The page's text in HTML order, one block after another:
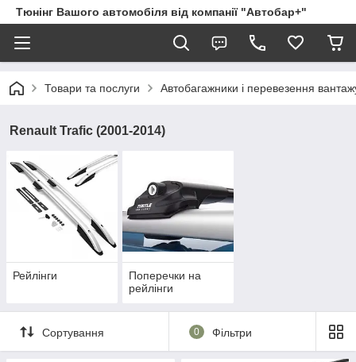
Тюнінг Вашого автомобіля від компанії "Автобар+"
Товари та послуги Автобагажники і перевезення
Renault Trafic (2001-2014)
Рейлінги
Поперечки на
рейлінги
Сортування 0 Фільтри